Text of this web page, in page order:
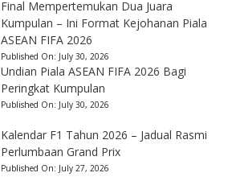
Final Mempertemukan Dua Juara
Kumpulan – Ini Format Kejohanan Piala
ASEAN FIFA 2026
Published On: July 30, 2026
Undian Piala ASEAN FIFA 2026 Bagi
Peringkat Kumpulan
Published On: July 30, 2026
Kalendar F1 Tahun 2026 – Jadual Rasmi
Perlumbaan Grand Prix
Published On: July 27, 2026